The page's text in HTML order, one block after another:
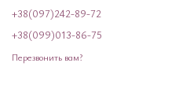
+38(097)242-89-72
+38(099)013-86-75
Перезвонить вам?